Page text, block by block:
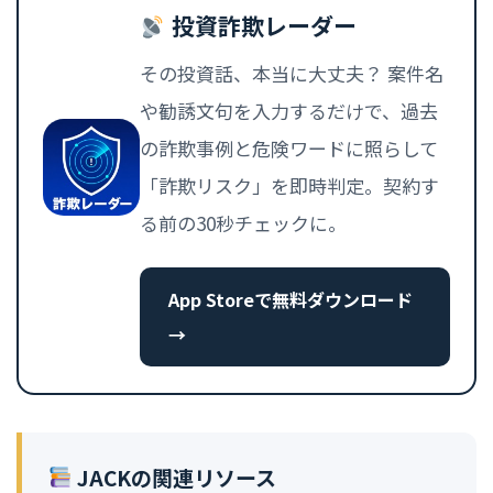
投資詐欺レーダー
その投資話、本当に大丈夫？ 案件名
や勧誘文句を入力するだけで、過去
の詐欺事例と危険ワードに照らして
「詐欺リスク」を即時判定。契約す
る前の30秒チェックに。
App Storeで無料ダウンロード
→
JACKの関連リソース